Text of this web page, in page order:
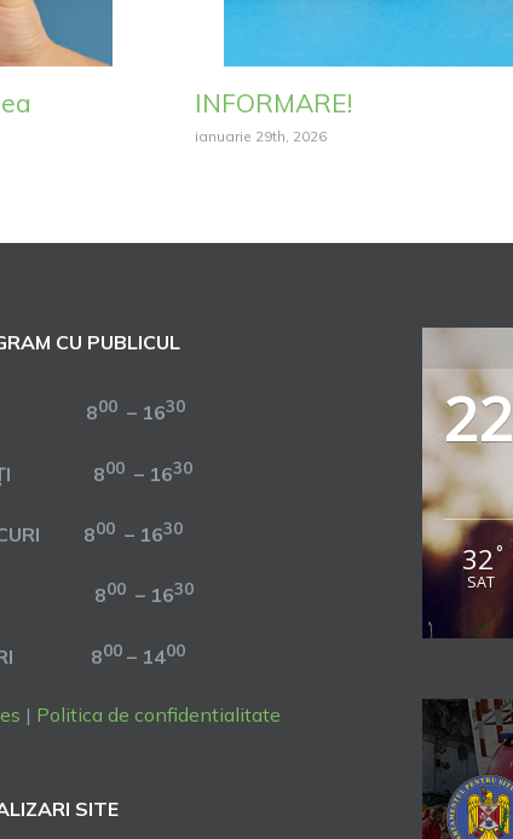
INFORMARE!
ianuarie 29th, 2026
CU PUBLICUL
800 – 1630
800 – 1630
800 – 1630
800 – 1630
800 – 1400
| Politica de confidentialitate
SITE
22
32°
SAT